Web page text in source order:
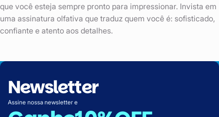
que você esteja sempre pronto para impressionar. Invista em
uma assinatura olfativa que traduz quem você é: sofisticado,
confiante e atento aos detalhes.
Newsletter
Assine nossa newsletter e